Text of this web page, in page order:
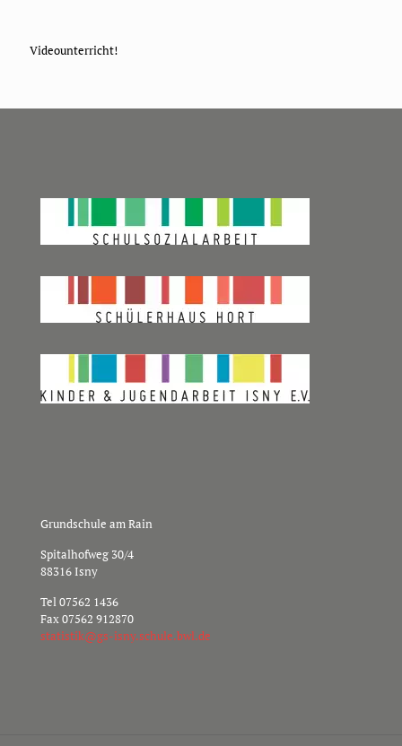
Videounterricht!
Grundschule am Rain
Spitalhofweg 30/4
88316 Isny
Tel07562 1436
Fax 07562 912870
ed.lw
b.elu
hcs.y
nsi-s
g@kit
sitat
s